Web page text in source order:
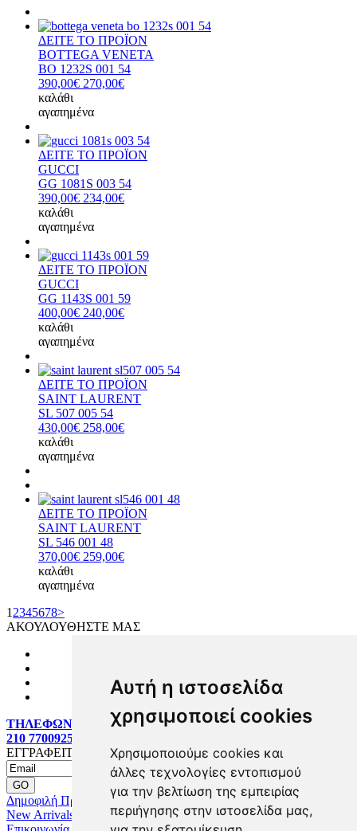
Αυτή η ιστοσελίδα
χρησιμοποιεί cookies
Χρησιμοποιούμε cookies και
άλλες τεχνολογίες εντοπισμού
για την βελτίωση της εμπειρίας
περιήγησης στην ιστοσελίδα μας,
ΔΕΙΤΕ ΤΟ ΠΡΟΪΟΝ
BOTTEGA VENETA
BO 1232S 001 54
390,00€ 270,00€
καλάθι
αγαπημένα
ΔΕΙΤΕ ΤΟ ΠΡΟΪΟΝ
GUCCI
GG 1081S 003 54
390,00€ 234,00€
καλάθι
αγαπημένα
ΔΕΙΤΕ ΤΟ ΠΡΟΪΟΝ
GUCCI
GG 1143S 001 59
400,00€ 240,00€
καλάθι
αγαπημένα
ΔΕΙΤΕ ΤΟ ΠΡΟΪΟΝ
SAINT LAURENT
SL 507 005 54
430,00€ 258,00€
καλάθι
αγαπημένα
ΔΕΙΤΕ ΤΟ ΠΡΟΪΟΝ
SAINT LAURENT
SL 546 001 48
370,00€ 259,00€
καλάθι
αγαπημένα
1 2345678>
ΑΚΟΥΛΟΥΘΗΣΤΕ ΜΑΣ
ΤΗΛΕΦΩΝΙΚΕΣ ΠΑΡΑΓΓΕΛΙΕΣ:
210 7700925
ΕΓΓΡΑΦΕΙΤΕ MAILING LIST
Δημοφιλή Προϊόντα
New Arrivals